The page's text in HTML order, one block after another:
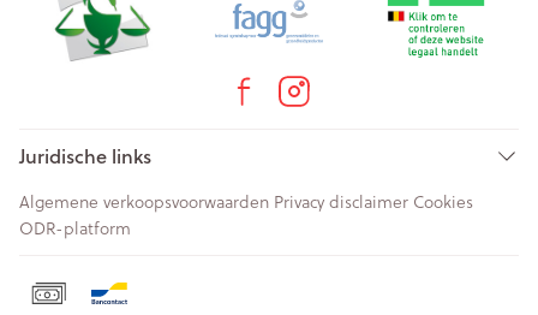
Juridische links
Algemene verkoopsvoorwaarden Privacy disclaimer Cookies
ODR-platform